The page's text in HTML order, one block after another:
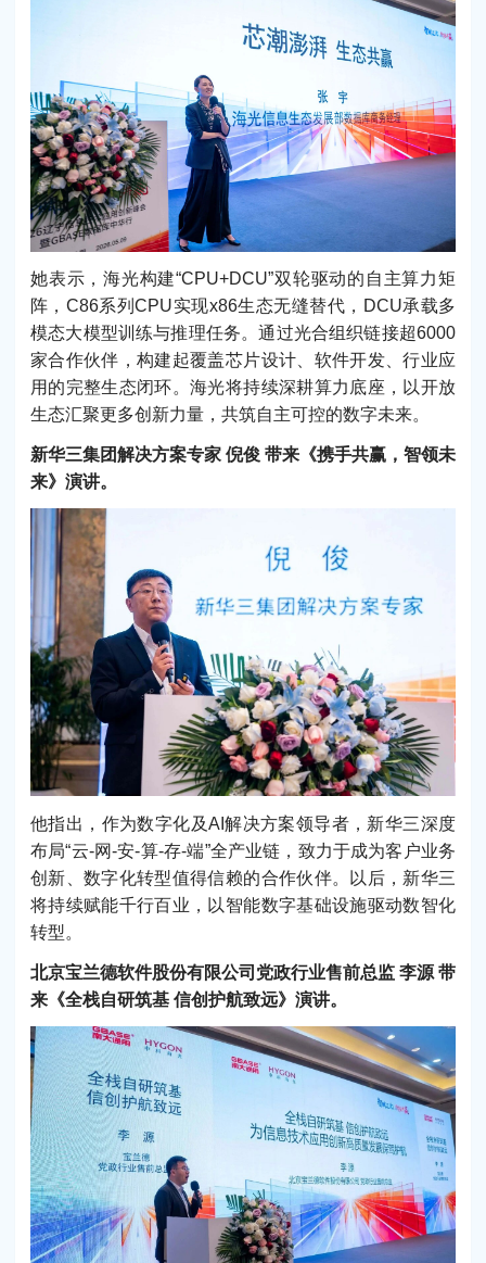
她表示，海光构建“CPU+DCU”双轮驱动的自主算力矩
阵，C86系列CPU实现x86生态无缝替代，DCU承载多
模态大模型训练与推理任务。通过光合组织链接超6000
家合作伙伴，构建起覆盖芯片设计、软件开发、行业应
用的完整生态闭环。海光将持续深耕算力底座，以开放
生态汇聚更多创新力量，共筑自主可控的数字未来。
新华三集团解决方案专家 倪俊 带来《携手共赢，智领未
来》演讲。
他指出，作为数字化及AI解决方案领导者，新华三深度
布局“云-网-安-算-存-端”全产业链，致力于成为客户业务
创新、数字化转型值得信赖的合作伙伴。以后，新华三
将持续赋能千行百业，以智能数字基础设施驱动数智化
转型。
北京宝兰德软件股份有限公司党政行业售前总监 李源 带
来《全栈自研筑基 信创护航致远》演讲。